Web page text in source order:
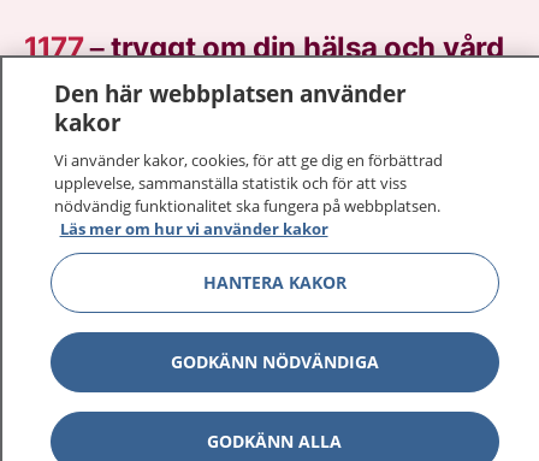
1177–tryggt om din hälsa och vård
På 1177.se får du råd om hälsa och information om
sjukdomar och vilka mottagningar du kan kontakta.
Logga in för att läsa din journal och göra dina
vårdärenden. Ring telefonnummer 1177 för
sjukvårdsrådgivning dygnet runt.
1177 ger dig råd när du vill må bättre.
1177 på flera språk Visa
Den här webbplatsen använder
kakor
Vi använder kakor, cookies, för att ge dig en förbättrad
upplevelse, sammanställa statistik och för att viss
nödvändig funktionalitet ska fungera på webbplatsen.
Läs mer om hur vi använder kakor
HANTERA KAKOR
GODKÄNN NÖDVÄNDIGA
GODKÄNN ALLA